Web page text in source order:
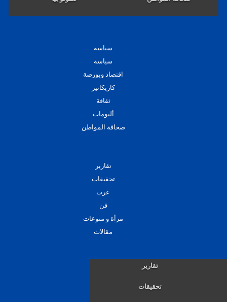
سياسة
سياسة
اقتصاد وبورصة
كاريكاتير
ثقافة
ألبومات
صحافة المواطن
تقارير
تحقيقات
عرب
فن
مرأة و منوعات
مقالات
تقارير
تحقيقات